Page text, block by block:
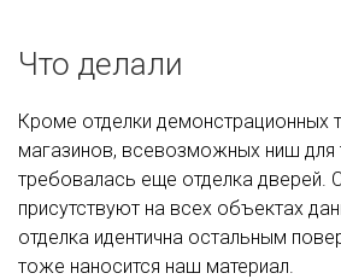
Что делали
Кроме отделки демонстрационных
магазинов, всевозможных ниш для
требовалась еще отделка дверей.
присутствуют на всех объектах
отделка идентична остальным
тоже наносится наш материал.